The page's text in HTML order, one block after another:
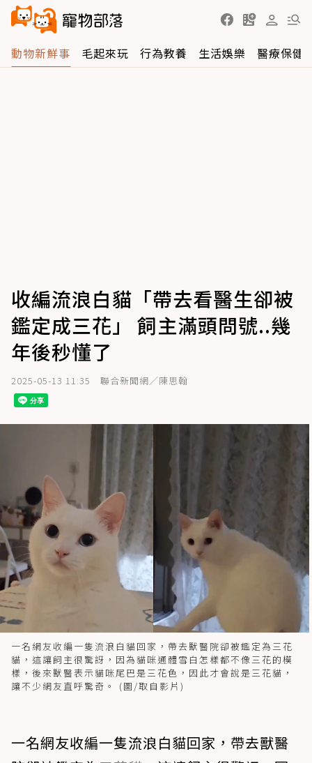
動物新鮮事 毛起來玩 行為教養 生活娛樂 醫療保健
收編流浪白貓「帶去看醫生卻被
鑑定成三花」 飼主滿頭問號..幾
年後秒懂了
2025-05-13 11:35 聯合新聞網／陳思翰
一名網友收編一隻流浪白貓回家，帶去獸醫院卻被鑑定為三花
貓，這讓飼主很驚訝，因為貓咪通體雪白怎樣都不像三花的模
樣，後來獸醫表示貓咪尾巴是三花色，因此才會說是三花貓，
讓不少網友直呼驚奇。 (圖/取自影片)
一名網友收編一隻流浪白貓回家，帶去獸醫